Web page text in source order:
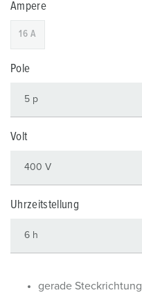
Ampere
16 A
Pole
Volt
Uhrzeitstellung
gerade Steckrichtung